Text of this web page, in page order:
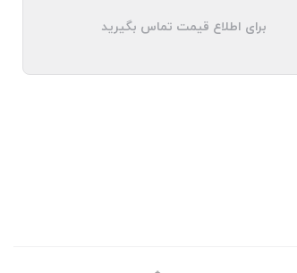
برای اطلاع قیمت تماس بگیرید